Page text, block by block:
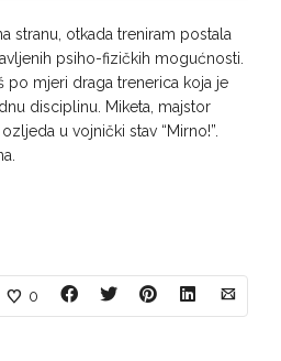
stranu, otkada treniram postala
psiho-fizičkih mogućnosti.
po mjeri draga trenerica koja je
disciplinu. Miketa, majstor
u vojnički stav “Mirno!”.
0